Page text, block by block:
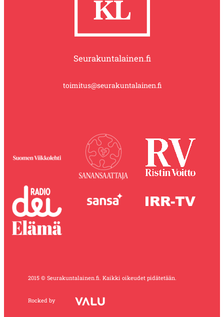
Seurakuntalainen.fi
toimitus@seurakuntalainen.fi
2015 © Seurakuntalainen.fi. Kaikki oikeudet pidätetään.
Rocked by